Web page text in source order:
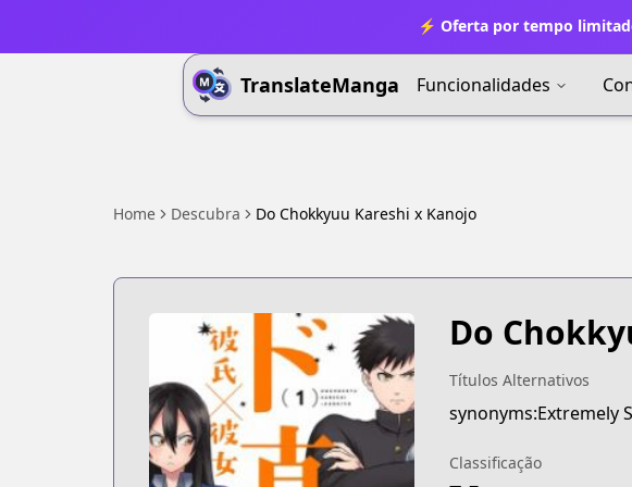
⚡ Oferta por tempo
TranslateManga Funcionalidades
Home Descubra Do Chokkyuu Kareshi x Kanojo
Do
Títulos Alternativos
synonyms:Extremely
Classificação